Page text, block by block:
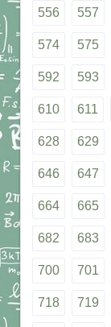
556 557
574 575
592 593
610 611
628 629
646 647
664 665
682 683
700 701
718 719